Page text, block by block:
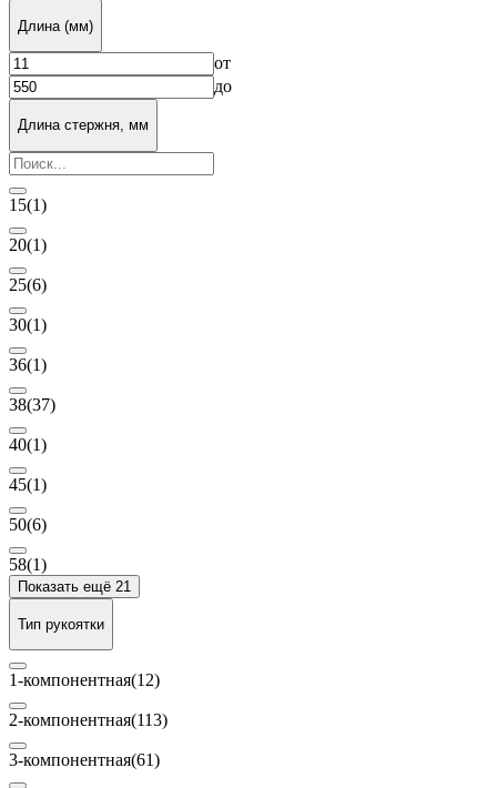
Длина (мм)
от
до
Длина стержня, мм
15(1)
20(1)
25(6)
30(1)
36(1)
38(37)
40(1)
45(1)
50(6)
58(1)
Показать ещё 21
Тип рукоятки
1-компонентная(12)
2-компонентная(113)
3-компонентная(61)